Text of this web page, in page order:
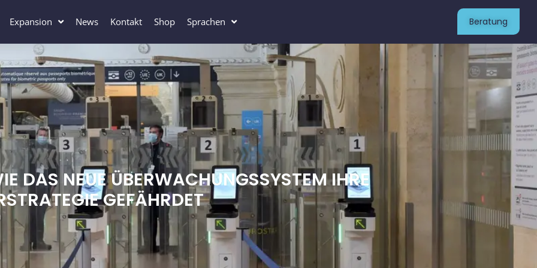
Expansion News Kontakt Shop Sprachen Beratung
DAS NEUE ÜBERWACHUNGSSYSTEM IHRE
GEFÄHRDET